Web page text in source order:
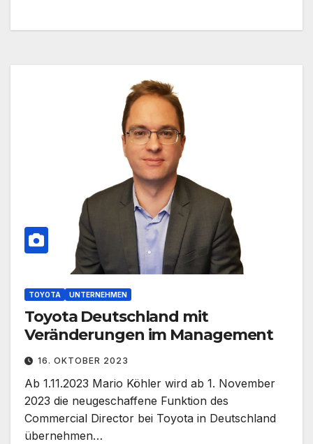
TOYOTA UNTERNEHMEN
Toyota Deutschland mit
Veränderungen im Management
16. OKTOBER 2023
Ab 1.11.2023 Mario Köhler wird ab 1. November
2023 die neugeschaffene Funktion des
Commercial Director bei Toyota in Deutschland
übernehmen…